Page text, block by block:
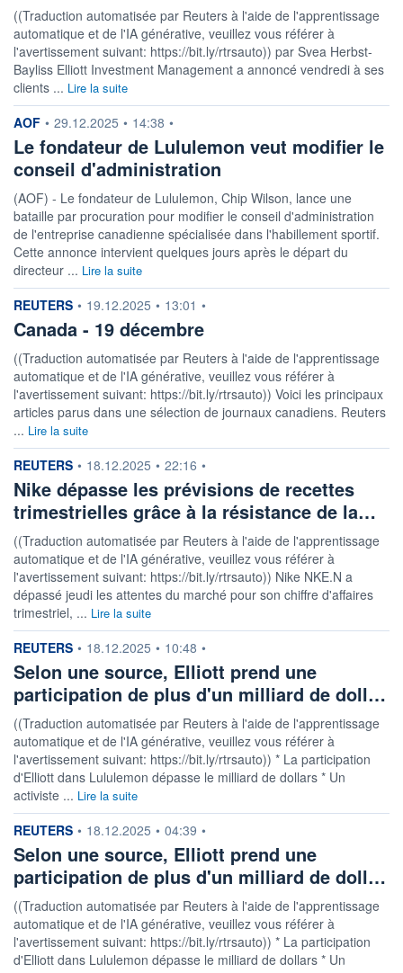
((Traduction automatisée par Reuters à l'aide de l'apprentissage
automatique et de l'IA générative, veuillez vous référer à
l'avertissement suivant: https://bit.ly/rtrsauto)) par Svea Herbst-
Bayliss Elliott Investment Management a annoncé vendredi à ses
clients ... Lire la suite
information fournie par
AOF • 29.12.2025 • 14:38 •
Le fondateur de Lululemon veut modifier le
conseil d'administration
(AOF) - Le fondateur de Lululemon, Chip Wilson, lance une
bataille par procuration pour modifier le conseil d'administration
de l'entreprise canadienne spécialisée dans l'habillement sportif.
Cette annonce intervient quelques jours après le départ du
directeur ... Lire la suite
information fournie par
REUTERS • 19.12.2025 • 13:01 •
Canada - 19 décembre
((Traduction automatisée par Reuters à l'aide de l'apprentissage
automatique et de l'IA générative, veuillez vous référer à
l'avertissement suivant: https://bit.ly/rtrsauto)) Voici les principaux
articles parus dans une sélection de journaux canadiens. Reuters
... Lire la suite
information fournie par
REUTERS • 18.12.2025 • 22:16 •
Nike dépasse les prévisions de recettes
trimestrielles grâce à la résistance de la…
((Traduction automatisée par Reuters à l'aide de l'apprentissage
automatique et de l'IA générative, veuillez vous référer à
l'avertissement suivant: https://bit.ly/rtrsauto)) Nike NKE.N a
dépassé jeudi les attentes du marché pour son chiffre d'affaires
trimestriel, ... Lire la suite
information fournie par
REUTERS • 18.12.2025 • 10:48 •
Selon une source, Elliott prend une
participation de plus d'un milliard de doll…
((Traduction automatisée par Reuters à l'aide de l'apprentissage
automatique et de l'IA générative, veuillez vous référer à
l'avertissement suivant: https://bit.ly/rtrsauto)) * La participation
d'Elliott dans Lululemon dépasse le milliard de dollars * Un
activiste ... Lire la suite
information fournie par
REUTERS • 18.12.2025 • 04:39 •
Selon une source, Elliott prend une
participation de plus d'un milliard de doll…
((Traduction automatisée par Reuters à l'aide de l'apprentissage
automatique et de l'IA générative, veuillez vous référer à
l'avertissement suivant: https://bit.ly/rtrsauto)) * La participation
d'Elliott dans Lululemon dépasse le milliard de dollars * Un